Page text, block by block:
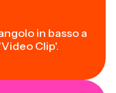
in basso a
Clip'.